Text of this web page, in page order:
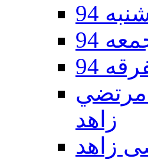
94
94
94
شيخ مرتضي
زاهد